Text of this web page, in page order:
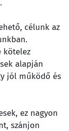
célunk az
kötelez
alapján
jól működő és
ez nagyon
szánjon